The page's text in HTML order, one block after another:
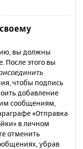
вы должны
После этого вы
чтобы подпись
добавление
сообщениям,
«Отправка
в личном
отменить
убрав